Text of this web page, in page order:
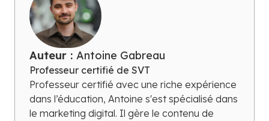
Auteur : Antoine Gabreau
Professeur certifié de SVT
Professeur certifié avec une riche expérience
dans l’éducation, Antoine s'est spécialisé dans
le marketing digital. Il gère le contenu de